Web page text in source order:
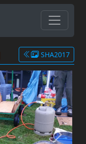
SHA2017